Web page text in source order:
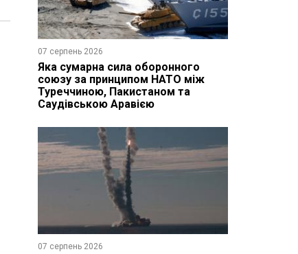
07 серпень 2026
Яка сумарна сила оборонного
союзу за принципом НАТО між
Туреччиною, Пакистаном та
Саудівською Аравією
07 серпень 2026